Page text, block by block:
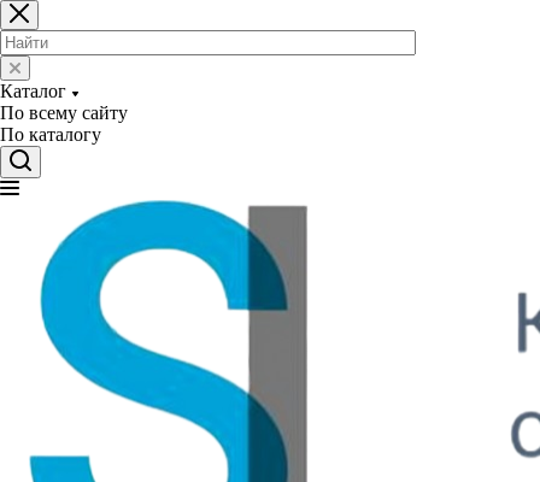
Каталог
По всему сайту
По каталогу